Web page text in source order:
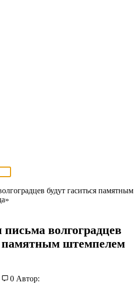
будут гаситься памятным
волгоградцев
памятным штемпелем
0 Автор: